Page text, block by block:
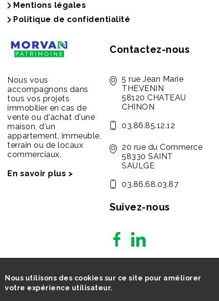
Mentions légales
Politique de confidentialité
Nous vous
accompagnons dans
tous vos projets
immobilier en cas de
vente ou d'achat d'une
maison, d'un
appartement, immeuble,
terrain ou de locaux
commerciaux.
En savoir plus >
Contactez-nous
5 rue Jean Marie
THEVENIN
58120 CHATEAU
CHINON
03.86.85.12.12
20 rue du Commerce
58330 SAINT
SAULGE
03.86.68.03.87
Suivez-nous
Nous utilisons des cookies sur ce site pour améliorer
votre expérience utilisateur.